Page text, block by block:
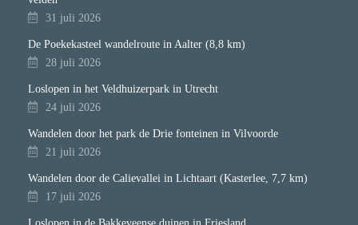
31 juli 2026
De Poekekasteel wandelroute in Aalter (8,8 km)
28 juli 2026
Loslopen in het Veldhuizerpark in Utrecht
24 juli 2026
Wandelen door het park de Drie fonteinen in Vilvoorde
21 juli 2026
Wandelen door de Calievallei in Lichtaart (Kasterlee, 7,7 km)
17 juli 2026